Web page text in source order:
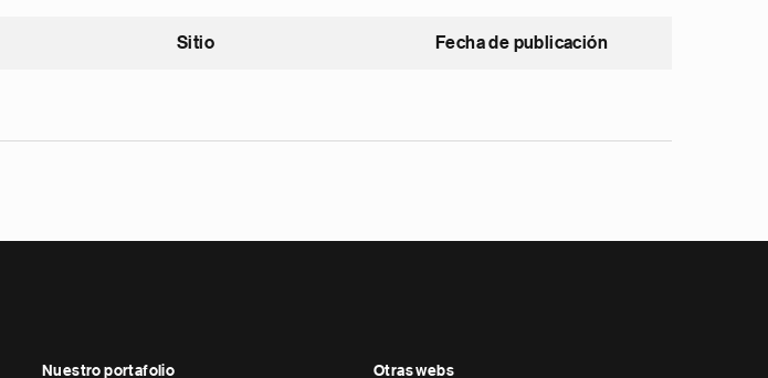
Sitio Fecha de publicación
Nuestro portafolio Otras webs